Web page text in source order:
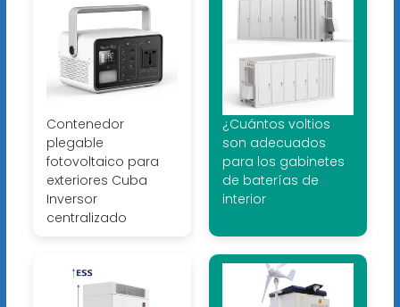
Contenedor
plegable
fotovoltaico para
exteriores Cuba
Inversor
centralizado
¿Cuántos voltios
son adecuados
para los gabinetes
de baterías de
interior